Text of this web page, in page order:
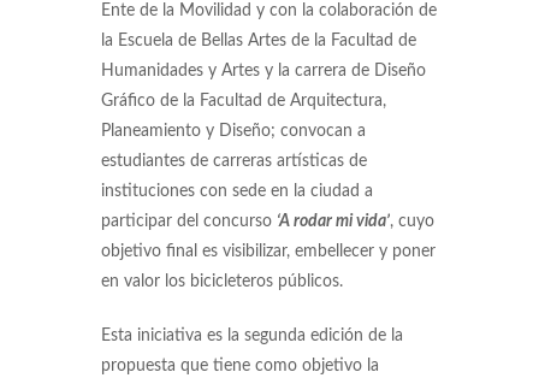
Ente de la Movilidad y con la colaboración de
la Escuela de Bellas Artes de la Facultad de
Humanidades y Artes y la carrera de Diseño
Gráfico de la Facultad de Arquitectura,
Planeamiento y Diseño; convocan a
estudiantes de carreras artísticas de
instituciones con sede en la ciudad a
participar del concurso ‘A rodar mi vida’, cuyo
objetivo final es visibilizar, embellecer y poner
en valor los bicicleteros públicos.
Esta iniciativa es la segunda edición de la
propuesta que tiene como objetivo la